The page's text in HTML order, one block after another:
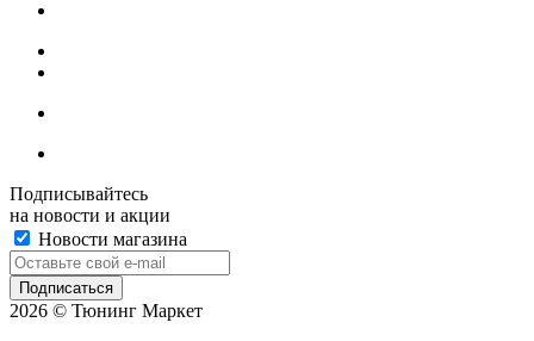
Подписывайтесь
на новости и акции
Новости магазина
2026 © Тюнинг Маркет